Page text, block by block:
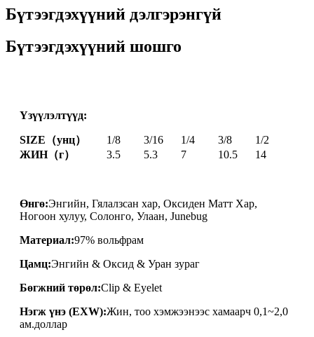
Бүтээгдэхүүний дэлгэрэнгүй
Бүтээгдэхүүний шошго
Үзүүлэлтүүд:
SIZE（унц） 1/8 3/16 1/4 3/8
1/2
ЖИН（г）
3.5 5.3 7 10.5 14
Өнгө:Энгийн, Гялалзсан хар, Оксиден Матт Хар,
Ногоон хулуу, Солонго, Улаан, Junebug
Материал:97% вольфрам
Цамц:Энгийн & Оксид & Уран зураг
Бөгжний төрөл:Clip & Eyelet
Нэгж үнэ (EXW):Жин, тоо хэмжээнээс хамаарч 0,1~2,0
ам.доллар